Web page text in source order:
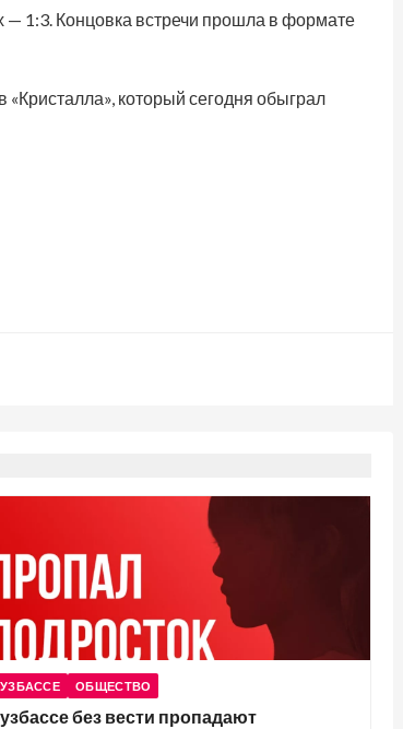
1:3. Концовка встречи прошла в формате
который сегодня обыграл
ОБЩЕСТВО
без вести пропадают